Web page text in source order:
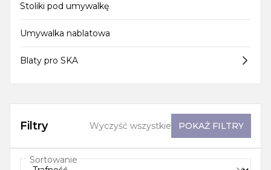
Stoliki pod umywalkę
Umywalka nablatowa
Blaty pro SKA
Filtry Wyczyść wszystkie POKAŻ FILTRY
Sortowanie